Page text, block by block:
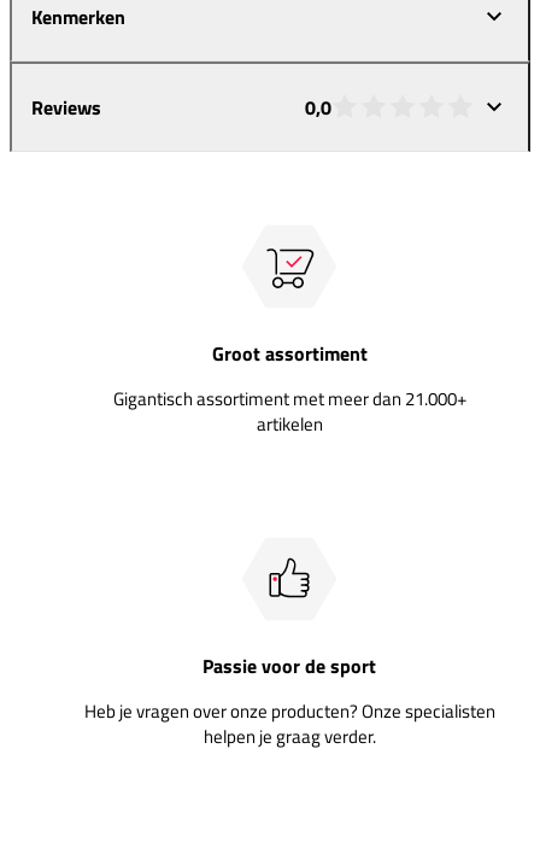
Kenmerken
Reviews 0,0
Groot assortiment
Gigantisch assortiment met meer dan 21.000+
artikelen
Passie voor de sport
Heb je vragen over onze producten? Onze specialisten
helpen je graag verder.